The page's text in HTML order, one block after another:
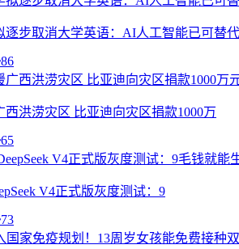
逐步取消大学英语：AI人工智能已可替代
86
西洪涝灾区 比亚迪向灾区捐款1000万
65
V4正式版灰度测试：9
73